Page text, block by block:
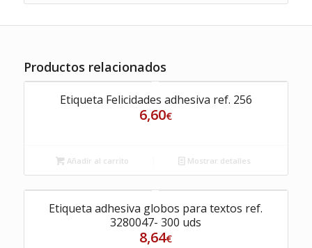
Productos relacionados
Etiqueta Felicidades adhesiva ref. 256
6,60€
Añadir al carrito Mostrar detalles
Etiqueta adhesiva globos para textos ref.
3280047- 300 uds
8,64€